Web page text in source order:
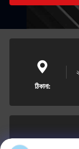
ঠিকানা: